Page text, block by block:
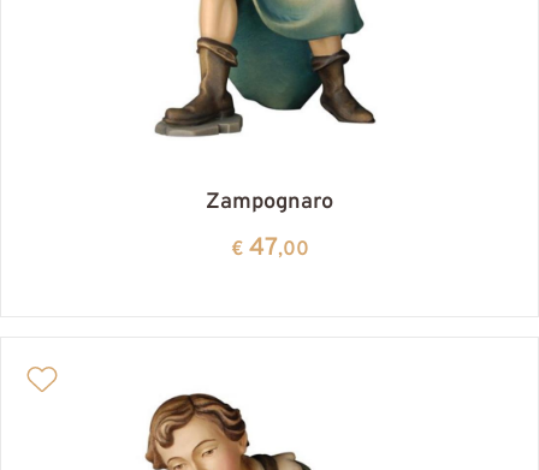
Zampognaro
€47,00